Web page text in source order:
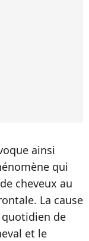
ainsi
qui
cheveux au
La cause
de
et le